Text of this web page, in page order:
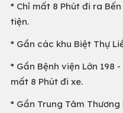
* Chỉ mất 8 Phút đi ra
tiện.
* Gần các khu Biệt Thự
* Gần Bệnh viện Lớn 198
mất 8 Phút đi xe.
* Gần Trung Tâm